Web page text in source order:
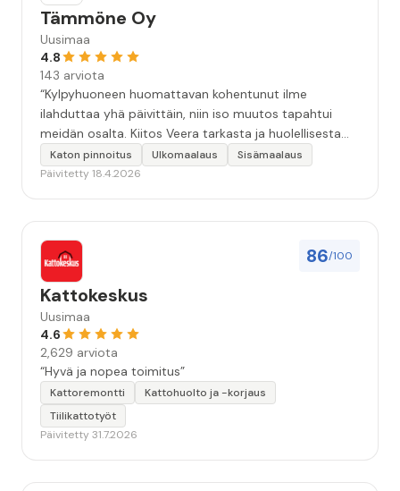
Tämmöne Oy
Uusimaa
4.8
143 arviota
“Kylpyhuoneen huomattavan kohentunut ilme
ilahduttaa yhä päivittäin, niin iso muutos tapahtui
meidän osalta. Kiitos Veera tarkasta ja huolellisesta
työstä, sekä ystävällisestä palvelusta!”
Katon pinnoitus Ulkomaalaus
Sisämaalaus
Päivitetty 18.4.2026
86/100
Kattokeskus
Uusimaa
4.6
2,629 arviota
“Hyvä ja nopea toimitus”
Kattoremontti
Kattohuolto ja -korjaus
Tiilikattotyöt
Päivitetty 31.7.2026